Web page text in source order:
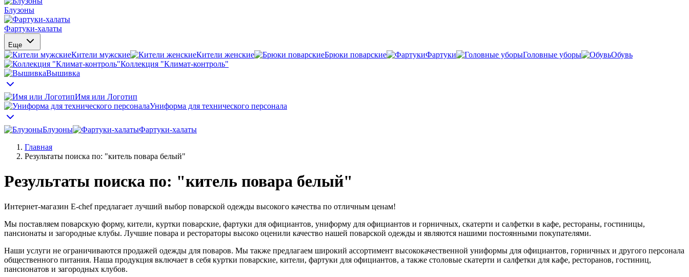
Блузоны
Фартуки-халаты
Еще
Кители мужские Кители женские Брюки поварские Фартуки Головные уборы
Обувь
Коллекция "Климат-контроль"
Вышивка
Имя или Логотип
Униформа для технического персонала
Блузоны
Фартуки-халаты
Главная
Результаты поиска по: "китель повара белый"
Результаты поиска по: "китель повара белый"
Интернет-магазин E-chef предлагает лучший выбор поварской одежды высокого качества по отличным ценам!
Мы поставляем поварскую форму, кители, куртки поварские, фартуки для официантов, униформу для официантов и горничных, скатерти и салфетки в кафе, рестораны, гостиницы,
пансионаты и загородные клубы. Лучшие повара и рестораторы высоко оценили качество нашей поварской одежды и являются нашими постоянными покупателями.
Наши услуги не ограничиваются продажей одежды для поваров. Мы также предлагаем широкий ассортимент высококачественной униформы для официантов, горничных и другого персонала
общественного питания. Наша продукция включает в себя куртки поварские, кители, фартуки для официантов, а также столовые скатерти и салфетки для кафе, ресторанов, гостиниц,
пансионатов и загородных клубов.